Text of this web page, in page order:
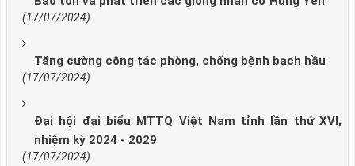
(17/07/2024)
Tăng cường công tác phòng, chống bệnh bạch hầu
(17/07/2024)
Đại hội đại biểu MTTQ Việt Nam tỉnh lần thứ XVI,
nhiệm kỳ 2024 - 2029
(17/07/2024)